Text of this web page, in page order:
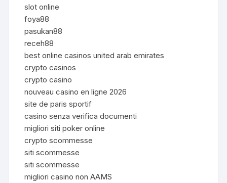
slot online
foya88
pasukan88
receh88
best online casinos united arab emirates
crypto casinos
crypto casino
nouveau casino en ligne 2026
site de paris sportif
casino senza verifica documenti
migliori siti poker online
crypto scommesse
siti scommesse
siti scommesse
migliori casino non AAMS